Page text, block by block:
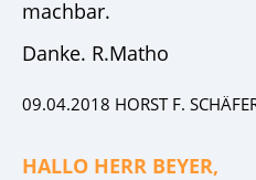
machbar.
Danke. R.Matho
09.04.2018 HORST F.
HALLO HERR BEYER,